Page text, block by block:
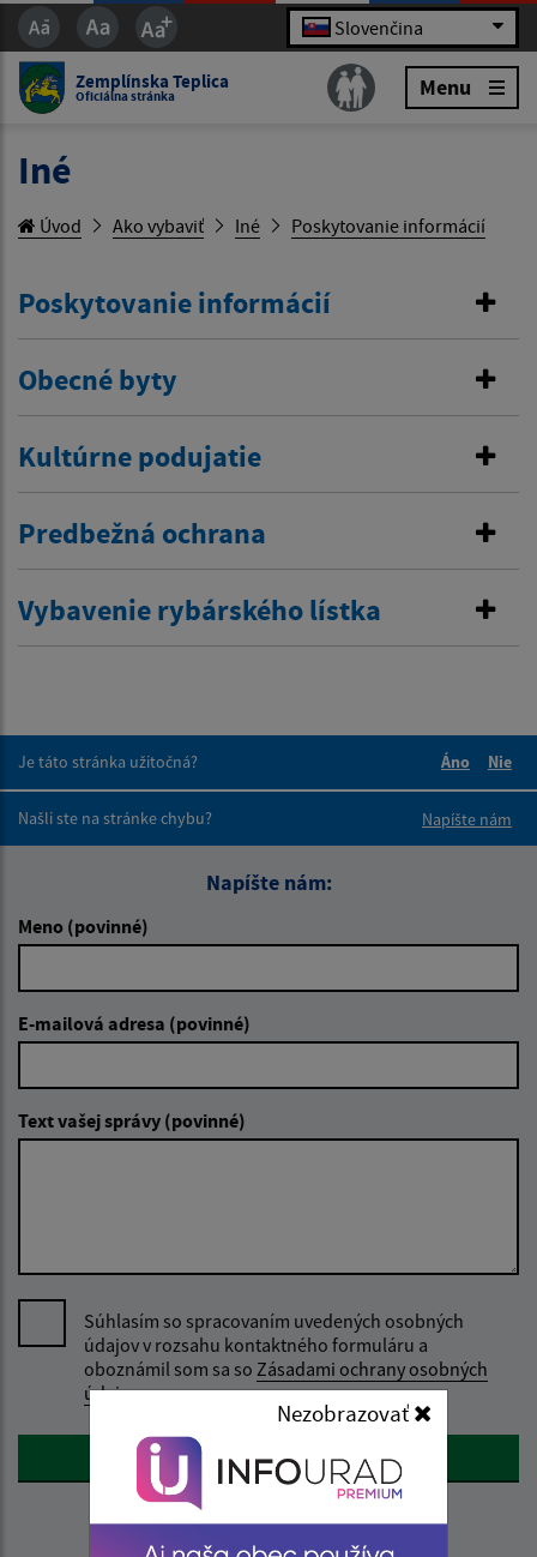
Nezobrazovať
Slovenčina
Zemplínska Teplica
Oficiálna stránka Menu
Iné
Úvod Ako vybaviť Iné Poskytovanie informácií
Poskytovanie informácií
Obecné byty
Kultúrne podujatie
Predbežná ochrana
Vybavenie rybárského lístka
Je táto stránka užitočná?
Áno
Nie
Našli ste na stránke chybu?
Napíšte nám
Napíšte nám:
Meno (povinné)
E-mailová adresa (povinné)
Text vašej správy (povinné)
Súhlasím so spracovaním uvedených osobných
údajov v rozsahu kontaktného formuláru a
oboznámil som sa so Zásadami ochrany osobných
údajov.
Google reCaptcha ResponseOdoslať správu